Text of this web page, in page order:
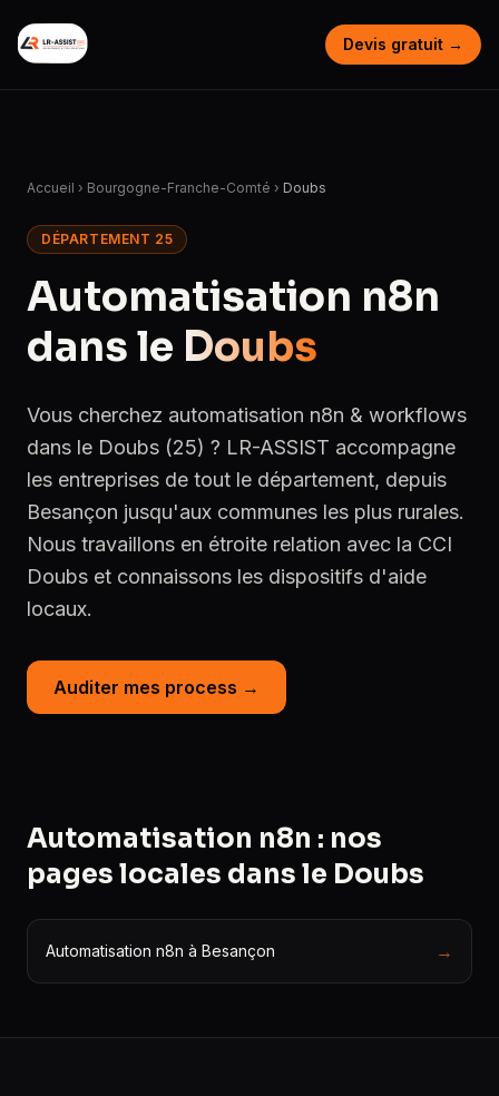
Devis gratuit →
Accueil › Bourgogne-Franche-Comté › Doubs
DÉPARTEMENT 25
Automatisation n8n
dans le Doubs
Vous cherchez automatisation n8n & workflows
dans le Doubs (25) ? LR-ASSIST accompagne
les entreprises de tout le département, depuis
Besançon jusqu'aux communes les plus rurales.
Nous travaillons en étroite relation avec la CCI
Doubs et connaissons les dispositifs d'aide
locaux.
Auditer mes process →
Automatisation n8n : nos
pages locales dans le Doubs
Automatisation n8n à Besançon →